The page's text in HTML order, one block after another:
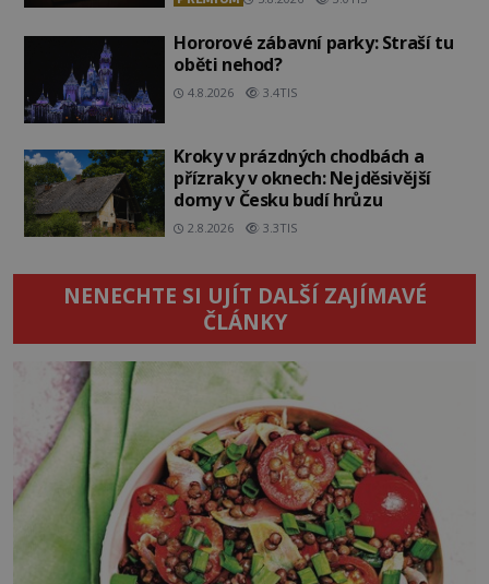
Hororové zábavní parky: Straší tu
oběti nehod?
4.8.2026 3.4TIS
Kroky v prázdných chodbách a
přízraky v oknech: Nejděsivější
domy v Česku budí hrůzu
2.8.2026 3.3TIS
NENECHTE SI UJÍT DALŠÍ ZAJÍMAVÉ
ČLÁNKY